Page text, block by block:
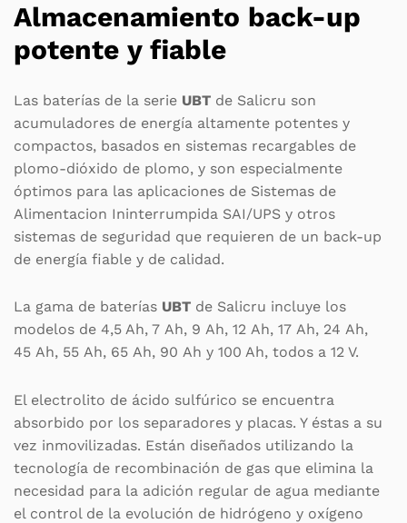
Almacenamiento back-up
potente y fiable
Las baterías de la serie UBT de Salicru son
acumuladores de energía altamente potentes y
compactos, basados en sistemas recargables de
plomo-dióxido de plomo, y son especialmente
óptimos para las aplicaciones de Sistemas de
Alimentacion Ininterrumpida SAI/UPS y otros
sistemas de seguridad que requieren de un back-up
de energía fiable y de calidad.
La gama de baterías UBT de Salicru incluye los
modelos de 4,5 Ah, 7 Ah, 9 Ah, 12 Ah, 17 Ah, 24 Ah,
45 Ah, 55 Ah, 65 Ah, 90 Ah y 100 Ah, todos a 12 V.
El electrolito de ácido sulfúrico se encuentra
absorbido por los separadores y placas. Y éstas a su
vez inmovilizadas. Están diseñados utilizando la
tecnología de recombinación de gas que elimina la
necesidad para la adición regular de agua mediante
el control de la evolución de hidrógeno y oxígeno